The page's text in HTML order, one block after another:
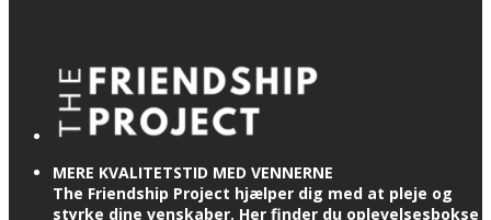
MERE KVALITETSTID MED VENNERNE
The Friendship Project hjælper dig med at pleje og
styrke dine venskaber. Her finder du oplevelsesbokse